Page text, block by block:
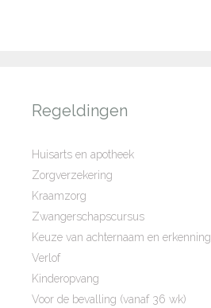
Regeldingen
Huisarts en apotheek
Zorgverzekering
Kraamzorg
Zwangerschapscursus
Keuze van achternaam en erkenning
Verlof
Kinderopvang
Voor de bevalling (vanaf 36 wk)